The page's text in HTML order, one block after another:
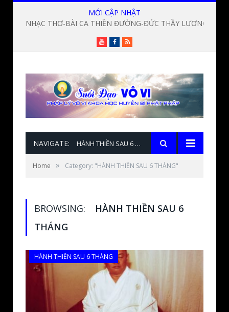
MỚI CẬP NHẬT
YoutubeFacebook
RSS
NAVIGATE: HÀNH THIỀN SAU 6 THÁNG
Home » Category: "HÀNH THIỀN SAU 6 THÁNG"
BROWSING:
HÀNH THIỀN SAU 6
THÁNG
HÀNH THIỀN SAU 6 THÁNG